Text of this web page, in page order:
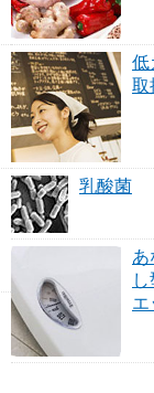
低
取
乳酸菌
あ
エ